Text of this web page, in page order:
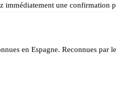
immédiatement une confirmation
en Espagne. Reconnues par